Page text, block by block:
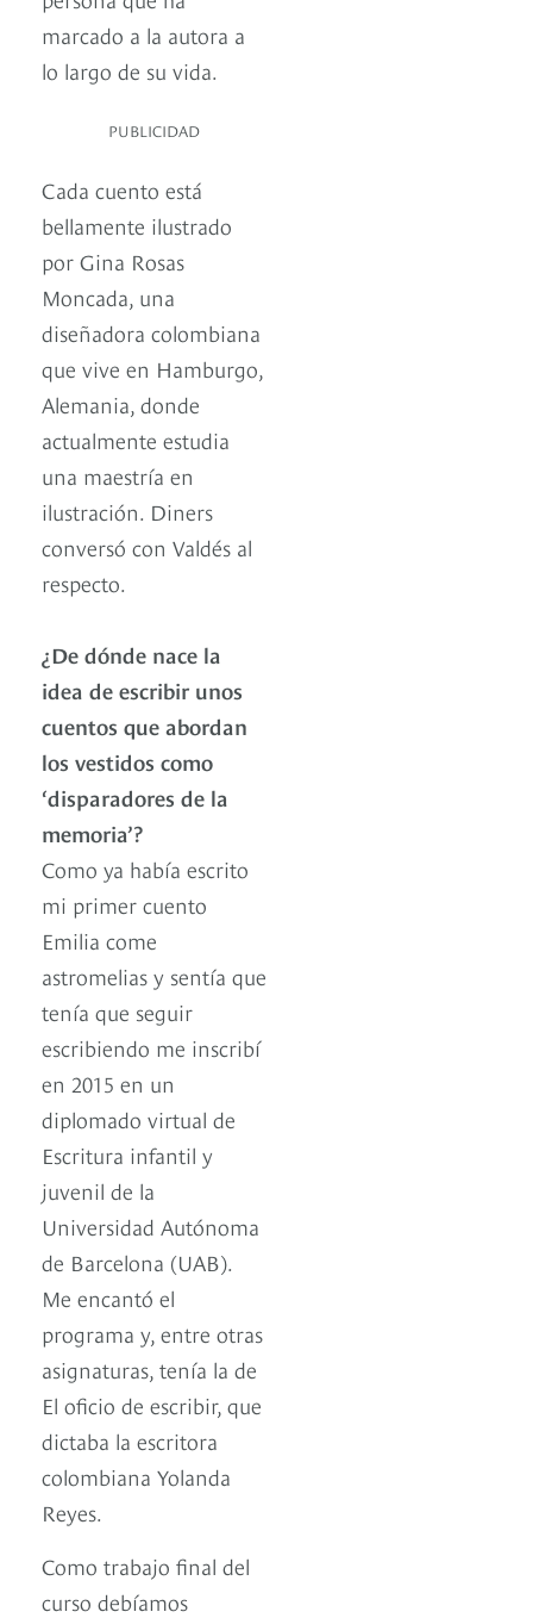
marcado a la autora a
lo largo de su vida.
PUBLICIDAD
Cada cuento está
bellamente ilustrado
por Gina Rosas
Moncada, una
diseñadora colombiana
que vive en Hamburgo,
Alemania, donde
actualmente estudia
una maestría en
ilustración. Diners
conversó con Valdés al
respecto.
¿De dónde nace la
idea de escribir unos
cuentos que abordan
los vestidos como
‘disparadores de la
memoria’?
Como ya había escrito
mi primer cuento
Emilia come
astromelias y sentía que
tenía que seguir
escribiendo me inscribí
en 2015 en un
diplomado virtual de
Escritura infantil y
juvenil de la
Universidad Autónoma
de Barcelona (UAB).
Me encantó el
programa y, entre otras
asignaturas, tenía la de
El oficio de escribir, que
dictaba la escritora
colombiana Yolanda
Reyes.
Como trabajo final del
curso debíamos